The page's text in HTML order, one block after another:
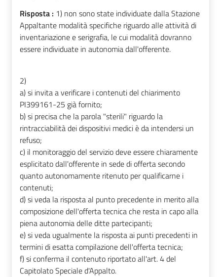
Risposta : 1) non sono state individuate dalla Stazione
Appaltante modalità specifiche riguardo alle attività di
inventariazione e serigrafia, le cui modalità dovranno
essere individuate in autonomia dall'offerente.
2)
a) si invita a verificare i contenuti del chiarimento
PI399161-25 già fornito;
b) si precisa che la parola "sterili" riguardo la
rintracciabilità dei dispositivi medici è da intendersi un
refuso;
c) il monitoraggio del servizio deve essere chiaramente
esplicitato dall'offerente in sede di offerta secondo
quanto autonomamente ritenuto per qualificarne i
contenuti;
d) si veda la risposta al punto precedente in merito alla
composizione dell'offerta tecnica che resta in capo alla
piena autonomia delle ditte partecipanti;
e) si veda ugualmente la risposta ai punti precedenti in
termini di esatta compilazione dell'offerta tecnica;
f) si conferma il contenuto riportato all'art. 4 del
Capitolato Speciale d'Appalto.